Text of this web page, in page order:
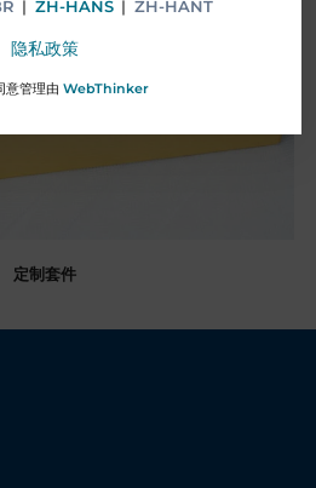
定制套件
| ZH-HANS | ZH-HANT
隐私政策
管理由 WebThinker